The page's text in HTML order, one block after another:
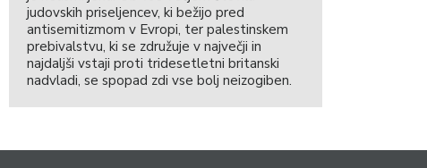
judovskih priseljencev, ki bežijo pred
antisemitizmom v Evropi, ter palestinskem
prebivalstvu, ki se združuje v največji in
najdaljši vstaji proti tridesetletni britanski
nadvladi, se spopad zdi vse bolj neizogiben.